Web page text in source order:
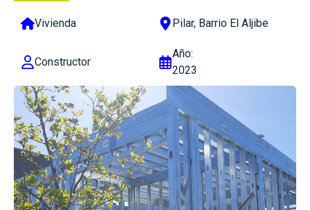
Vivienda Pilar, Barrio El Aljibe
Constructor
Año:
2023